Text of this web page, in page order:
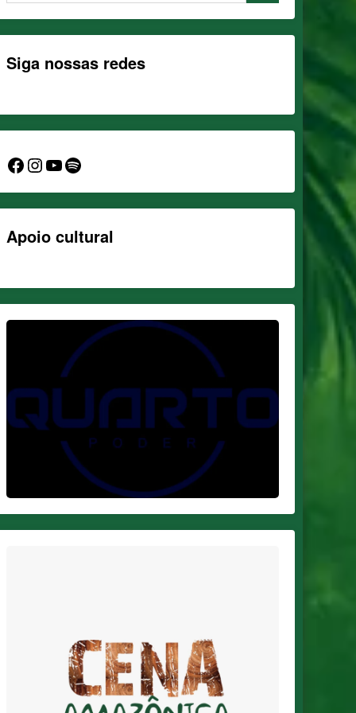
Siga nossas redes
Facebook
Instagram
YouTube
Spotify
Apoio cultural